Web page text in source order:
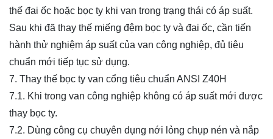
thế đai ốc hoặc bọc ty khi van trong trạng thái có áp suất.
Sau khi đã thay thế miếng đệm bọc ty và đai ốc, cần tiến
hành thử nghiệm áp suất của van công nghiệp, đủ tiêu
chuẩn mới tiếp tục sử dụng.
7. Thay thế bọc ty van cổng tiêu chuẩn ANSI Z40H
7.1. Khi trong van công nghiệp không có áp suất mới được
thay bọc ty.
7.2. Dùng công cụ chuyên dụng nới lỏng chụp nén và nắp